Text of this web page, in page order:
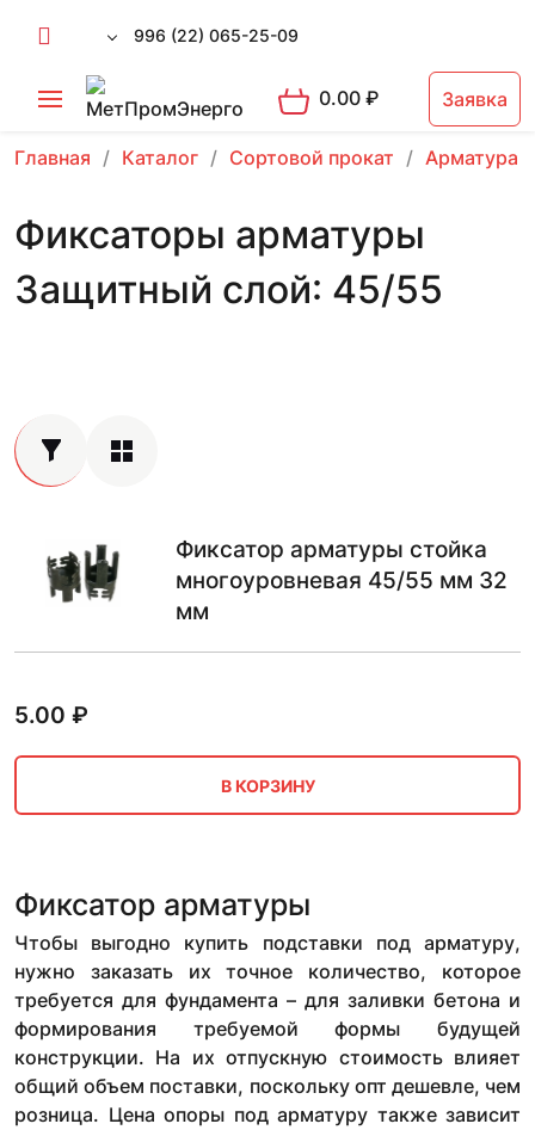
996 (22) 065-25-09
0.00₽ Заявка
Главная Каталог Сортовой прокат Арматура
Фиксаторы арматуры
Защитный слой: 45/55
Фиксатор арматуры стойка
многоуровневая 45/55 мм 32
мм
5.00 ₽
В КОРЗИНУ
Фиксатор арматуры
Чтобы выгодно купить подставки под арматуру,
нужно заказать их точное количество, которое
требуется для фундамента – для заливки бетона и
формирования требуемой формы будущей
конструкции. На их отпускную стоимость влияет
общий объем поставки, поскольку опт дешевле, чем
розница. Цена опоры под арматуру также зависит